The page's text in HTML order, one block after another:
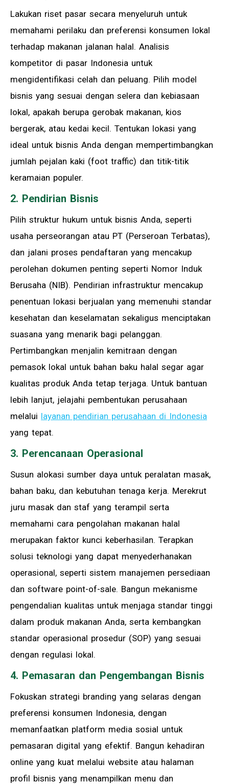
Lakukan riset pasar secara menyeluruh untuk
memahami perilaku dan preferensi konsumen lokal
terhadap makanan jalanan halal. Analisis
kompetitor di pasar Indonesia untuk
mengidentifikasi celah dan peluang. Pilih model
bisnis yang sesuai dengan selera dan kebiasaan
lokal, apakah berupa gerobak makanan, kios
bergerak, atau kedai kecil. Tentukan lokasi yang
ideal untuk bisnis Anda dengan mempertimbangkan
jumlah pejalan kaki (foot traffic) dan titik-titik
keramaian populer.
2. Pendirian Bisnis
Pilih struktur hukum untuk bisnis Anda, seperti
usaha perseorangan atau PT (Perseroan Terbatas),
dan jalani proses pendaftaran yang mencakup
perolehan dokumen penting seperti Nomor Induk
Berusaha (NIB). Pendirian infrastruktur mencakup
penentuan lokasi berjualan yang memenuhi standar
kesehatan dan keselamatan sekaligus menciptakan
suasana yang menarik bagi pelanggan.
Pertimbangkan menjalin kemitraan dengan
pemasok lokal untuk bahan baku halal segar agar
kualitas produk Anda tetap terjaga. Untuk bantuan
lebih lanjut, jelajahi pembentukan perusahaan
melalui layanan pendirian perusahaan di Indonesia
yang tepat.
3. Perencanaan Operasional
Susun alokasi sumber daya untuk peralatan masak,
bahan baku, dan kebutuhan tenaga kerja. Merekrut
juru masak dan staf yang terampil serta
memahami cara pengolahan makanan halal
merupakan faktor kunci keberhasilan. Terapkan
solusi teknologi yang dapat menyederhanakan
operasional, seperti sistem manajemen persediaan
dan software point-of-sale. Bangun mekanisme
pengendalian kualitas untuk menjaga standar tinggi
dalam produk makanan Anda, serta kembangkan
standar operasional prosedur (SOP) yang sesuai
dengan regulasi lokal.
4. Pemasaran dan Pengembangan Bisnis
Fokuskan strategi branding yang selaras dengan
preferensi konsumen Indonesia, dengan
memanfaatkan platform media sosial untuk
pemasaran digital yang efektif. Bangun kehadiran
online yang kuat melalui website atau halaman
profil bisnis yang menampilkan menu dan